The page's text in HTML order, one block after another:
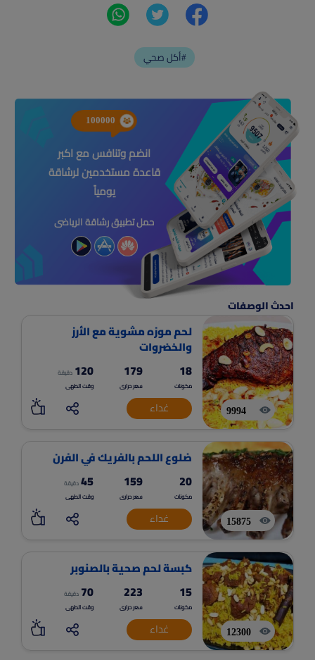
أكل صحي#
100000
انضم وتنافس مع اكبر
قاعدة مستخدمين لرشاقة
يومياً
حمل تطبيق رشاقة الرياضى
احدث الوصفات
9994
لحم موزه مشوية مع الأرز
والخضروات
18
مكونات
179
سعر حرارى
120 دقيقة
وقت الطهى
غداء
15875
ضلوع اللحم بالفريك في الفرن
20
مكونات
159
سعر حرارى
45 دقيقة
وقت الطهى
غداء
12300
كبسة لحم صحية بالصنوبر
15
مكونات
223
سعر حرارى
70 دقيقة
وقت الطهى
غداء